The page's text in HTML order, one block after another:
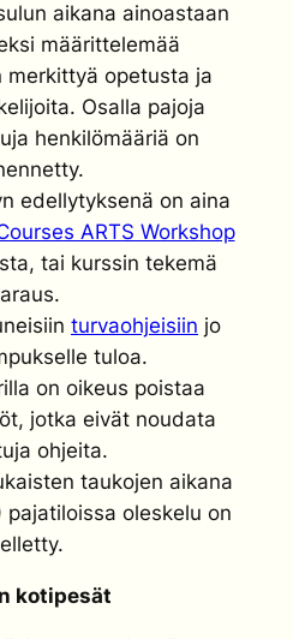
aikana ainoastaan
määrittelemää
merkittyä opetusta ja
Osalla pajoja
henkilömääriä on
edellytyksenä on aina
ARTS Workshop
tai kurssin tekemä
turvaohjeisiin jo
tuloa.
on oikeus poistaa
jotka eivät noudata
ohjeita.
taukojen aikana
pajatiloissa oleskelu on
kotipesät